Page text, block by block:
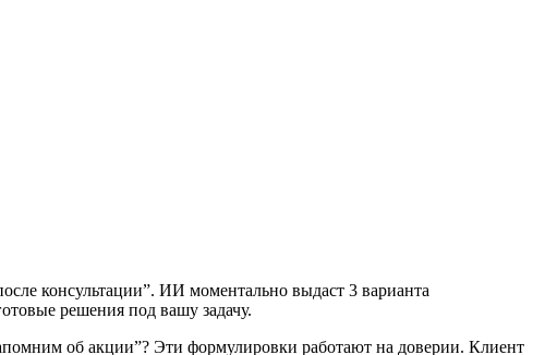
консультации”. ИИ моментально выдаст 3 варианта
решения под вашу задачу.
об акции”? Эти формулировки работают на доверии. Клиент